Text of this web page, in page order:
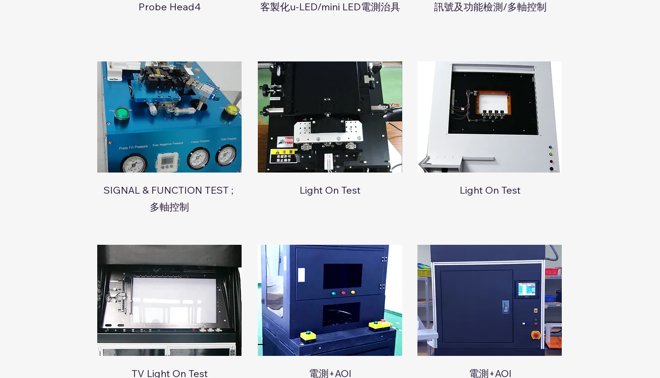
​Probe Head4 客製化u-LED/mini LED電測治具 訊號及功能檢測/多軸控制
SIGNAL & FUNCTION TEST ;
多軸控制
Light On Test Light On Test
TV Light On Test 電測+AOI 電測+AOI